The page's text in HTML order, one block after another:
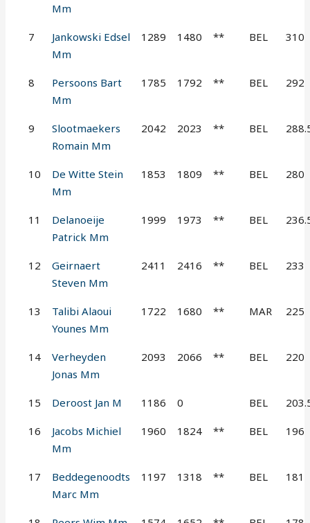
Mm
7
Jankowski Edsel
Mm
1289 1480 ** BEL 310
8
Persoons Bart
Mm
1785 1792 ** BEL 292
9
Slootmaekers
Romain Mm
2042 2023 ** BEL
10
De Witte Stein
Mm
1853 1809 ** BEL 280
11
Delanoeije
Patrick Mm
1999 1973 ** BEL
12
Geirnaert
Steven Mm
2411 2416 ** BEL 233
13
Talibi Alaoui
Younes Mm
1722 1680 ** MAR 225
14
Verheyden
Jonas Mm
2093 2066 ** BEL 220
15 Deroost Jan M 1186 0 BEL
16
Jacobs Michiel
Mm
1960 1824 ** BEL 196
17
Beddegenoodts
Marc Mm
1197 1318 ** BEL 181